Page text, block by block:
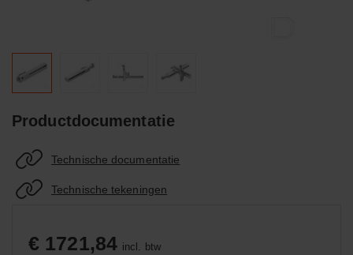
Productdocumentatie
Technische documentatie
Technische tekeningen
€ 1721,84 incl. btw